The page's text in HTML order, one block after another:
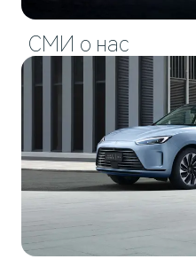
M5Стильный спортивный
СМИ о нас